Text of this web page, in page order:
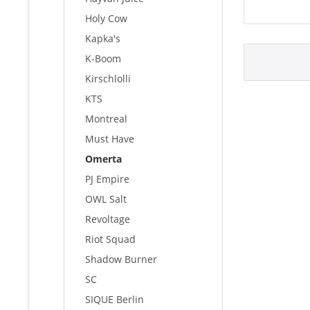
Holy Cow
Kapka's
K-Boom
Kirschlolli
KTS
Montreal
Must Have
Omerta
PJ Empire
OWL Salt
Revoltage
Riot Squad
Shadow Burner
SC
SIQUE Berlin